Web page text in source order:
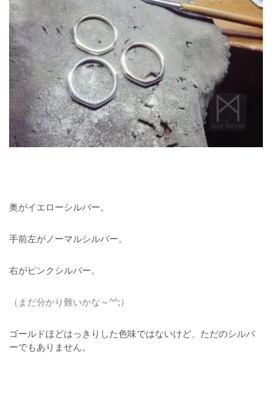
奥がイエローシルバー。
手前左がノーマルシルバー。
右がピンクシルバー。
（まだ分かり難いかな～^^;）
ゴールドほどはっきりした色味ではないけど、ただのシルバ
ーでもありません。